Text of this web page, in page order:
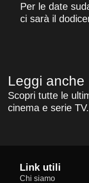
Per le date
ci sarà il
Leggi anche
Scopri tutte le
cinema e serie TV.
Link utili
Chi siamo